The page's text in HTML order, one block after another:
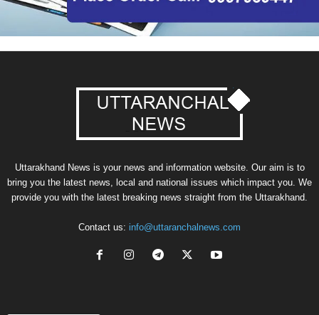
Uttarakhand News is your news and information website. Our aim is to
bring you the latest news, local and national issues which impact you. We
provide you with the latest breaking news straight from the Uttarakhand.
Contact us: info@uttaranchalnews.com